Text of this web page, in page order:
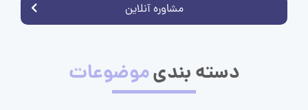
مشاوره آنلاین
دسته بندیموضوعات